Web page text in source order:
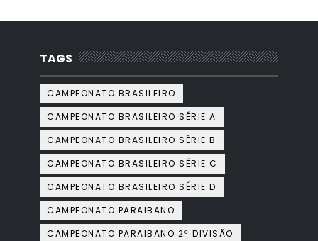
TAGS
CAMPEONATO BRASILEIRO
CAMPEONATO BRASILEIRO SÉRIE A
CAMPEONATO BRASILEIRO SÉRIE B
CAMPEONATO BRASILEIRO SÉRIE C
CAMPEONATO BRASILEIRO SÉRIE D
CAMPEONATO PARAIBANO
CAMPEONATO PARAIBANO 2ª DIVISÃO